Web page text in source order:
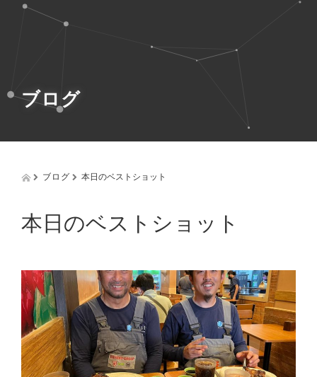
t
ブログ
ブログ 本日のベストショット
本日のベストショット